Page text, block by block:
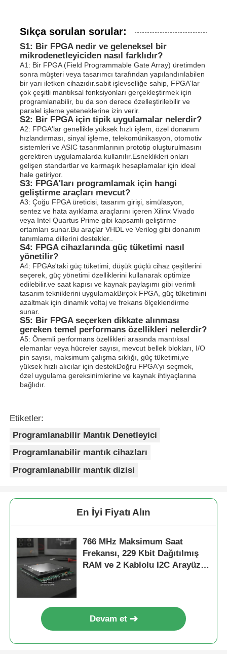
Sıkça sorulan sorular:
S1: Bir FPGA nedir ve geleneksel bir
mikrodenetleyiciden nasıl farklıdır?
A1: Bir FPGA (Field Programmable Gate Array) üretimden
sonra müşteri veya tasarımcı tarafından yapılandırılabilen
bir yarı iletken cihazıdır.sabit işlevselliğe sahip, FPGA'lar
çok çeşitli mantıksal fonksiyonları gerçekleştirmek için
programlanabilir, bu da son derece özelleştirilebilir ve
paralel işleme yeteneklerine izin verir.
S2: Bir FPGA için tipik uygulamalar nelerdir?
A2: FPGA'lar genellikle yüksek hızlı işlem, özel donanım
hızlandırması, sinyal işleme, telekomünikasyon, otomotiv
sistemleri ve ASIC tasarımlarının prototip oluşturulmasını
gerektiren uygulamalarda kullanılır.Esneklikleri onları
gelişen standartlar ve karmaşık hesaplamalar için ideal
hale getiriyor.
S3: FPGA'ları programlamak için hangi
geliştirme araçları mevcut?
A3: Çoğu FPGA üreticisi, tasarım girişi, simülasyon,
sentez ve hata ayıklama araçlarını içeren Xilinx Vivado
veya Intel Quartus Prime gibi kapsamlı geliştirme
ortamları sunar.Bu araçlar VHDL ve Verilog gibi donanım
tanımlama dillerini destekler..
S4: FPGA cihazlarında güç tüketimi nasıl
yönetilir?
A4: FPGAs'taki güç tüketimi, düşük güçlü cihaz çeşitlerini
seçerek, güç yönetimi özelliklerini kullanarak optimize
edilebilir.ve saat kapısı ve kaynak paylaşımı gibi verimli
tasarım tekniklerini uygulamakBirçok FPGA, güç tüketimini
azaltmak için dinamik voltaj ve frekans ölçeklendirme
sunar.
S5: Bir FPGA seçerken dikkate alınması
gereken temel performans özellikleri nelerdir?
A5: Önemli performans özellikleri arasında mantıksal
elemanlar veya hücreler sayısı, mevcut bellek blokları, I/O
pin sayısı, maksimum çalışma sıklığı, güç tüketimi,ve
yüksek hızlı alıcılar için destekDoğru FPGA'yı seçmek,
özel uygulama gereksinimlerine ve kaynak ihtiyaçlarına
bağlıdır.
Etiketler:
Programlanabilir Mantık Denetleyici
Programlanabilir mantık cihazları
Programlanabilir mantık dizisi
En İyi Fiyatı Alın
766 MHz Maksimum Saat
Frekansı, 229 Kbit Dağıtılmış
RAM ve 2 Kablolu I2C Arayüzü
Devam et